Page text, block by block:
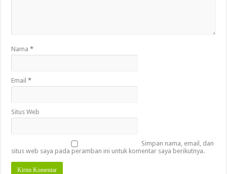
Nama*
Email*
Situs Web
Simpan nama, email, dan
situs web saya pada peramban ini untuk komentar saya berikutnya.